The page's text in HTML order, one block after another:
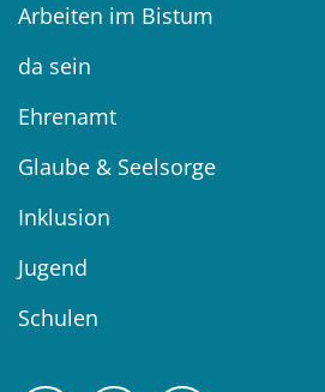
Arbeiten im Bistum
da sein
Ehrenamt
Glaube & Seelsorge
Inklusion
Jugend
Schulen